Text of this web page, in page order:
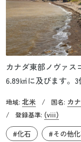
カナダ東部ノヴァス
6.89㎢に及びます。
ます。特に石炭紀後
に見られ、この時期
ます。最古の爬虫類
地域: 北米 / 国名: カ
/ 登録基準: (viii)
#化石
#その他